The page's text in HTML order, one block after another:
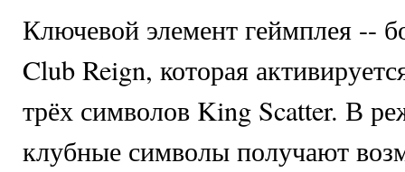
Ключевой элемент геймплея --
Club Reign, которая
трёх символов King Scatter. В
клубные символы получают